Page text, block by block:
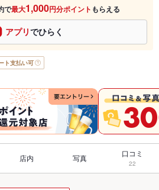
で最大1,000円分ポイント もらえる
アプリでひらく
ト支払い可
店内 写真 口コミ
22